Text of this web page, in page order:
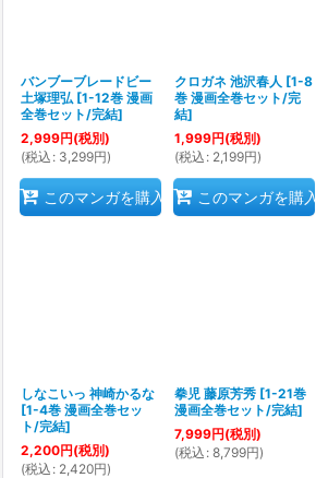
バンブーブレードビー
土塚理弘 [1-12巻 漫画
全巻セット/完結]
2,999円(税別)
(税込 : 3,299円)
このマンガを購入
クロガネ 池沢春人 [1-8
巻 漫画全巻セット/完
結]
1,999円(税別)
(税込 : 2,199円)
このマンガを購入
しなこいっ 神崎かるな
[1-4巻 漫画全巻セッ
ト/完結]
2,200円(税別)
(税込 : 2,420円)
拳児 藤原芳秀 [1-21巻
漫画全巻セット/完結]
7,999円(税別)
(税込 : 8,799円)